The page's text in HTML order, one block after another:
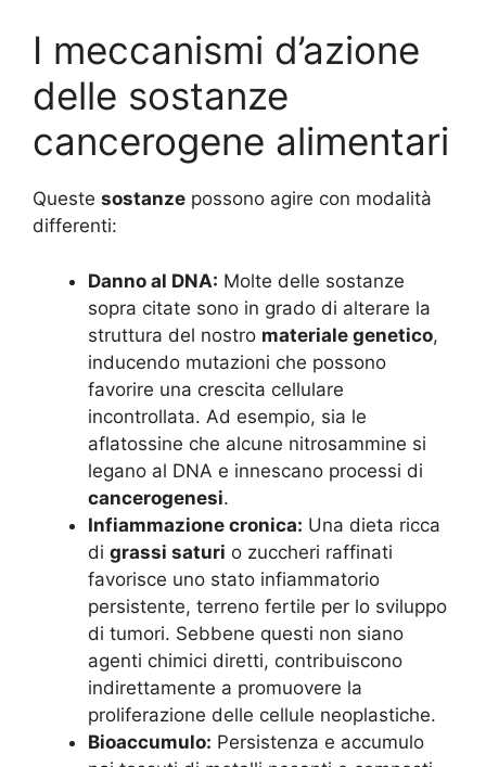
I meccanismi d’azione
delle sostanze
cancerogene alimentari
Queste sostanze possono agire con modalità
differenti:
Danno al DNA: Molte delle sostanze
sopra citate sono in grado di alterare la
struttura del nostro materiale genetico,
inducendo mutazioni che possono
favorire una crescita cellulare
incontrollata. Ad esempio, sia le
aflatossine che alcune nitrosammine si
legano al DNA e innescano processi di
cancerogenesi.
Infiammazione cronica: Una dieta ricca
di grassi saturi o zuccheri raffinati
favorisce uno stato infiammatorio
persistente, terreno fertile per lo sviluppo
di tumori. Sebbene questi non siano
agenti chimici diretti, contribuiscono
indirettamente a promuovere la
proliferazione delle cellule neoplastiche.
Bioaccumulo: Persistenza e accumulo